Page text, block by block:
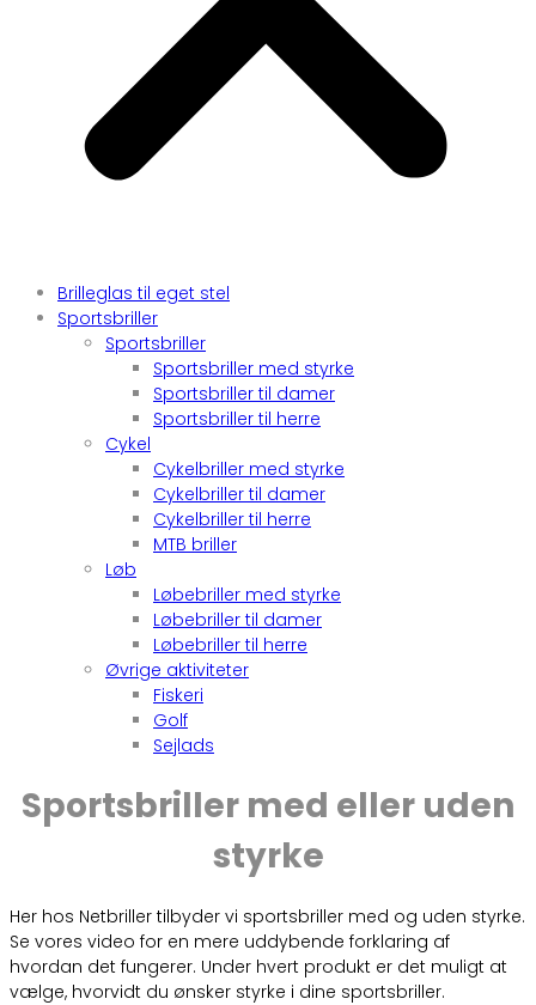
Brilleglas til eget stel
Sportsbriller
Sportsbriller
Sportsbriller med styrke
Sportsbriller til damer
Sportsbriller til herre
Cykel
Cykelbriller med styrke
Cykelbriller til damer
Cykelbriller til herre
MTB briller
Løb
Løbebriller med styrke
Løbebriller til damer
Løbebriller til herre
Øvrige aktiviteter
Fiskeri
Golf
Sejlads
Sportsbriller med eller uden
styrke
Her hos Netbriller tilbyder vi sportsbriller med og uden styrke.
Se vores video for en mere uddybende forklaring af
hvordan det fungerer. Under hvert produkt er det muligt at
vælge, hvorvidt du ønsker styrke i dine sportsbriller.